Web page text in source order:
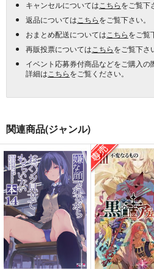
キャンセルについては こちらをご覧下
返品については こちらをご覧下さい。
おまとめ配送については こちらをご覧
再販投票については こちらをご覧下さ
イベント応募券付商品などをご購入の
詳細は こちらをご覧ください。
関連商品(ジャンル)